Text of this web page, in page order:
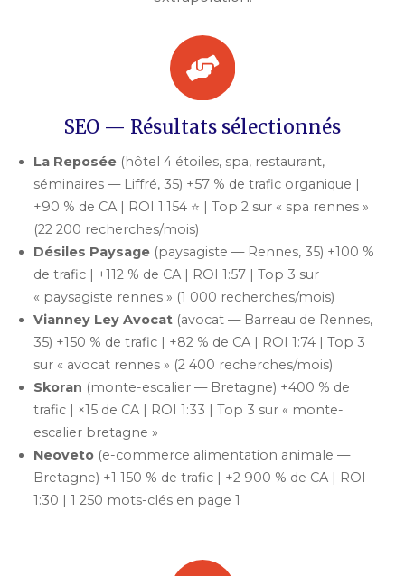
SEO — Résultats sélectionnés
La Reposée(hôtel 4 étoiles, spa, restaurant,
séminaires — Liffré, 35) +57 % de trafic organique |
+90 % de CA | ROI 1:154 ⭐ | Top 2 sur « spa rennes »
(22 200 recherches/mois)
Désiles Paysage(paysagiste — Rennes, 35) +100 %
de trafic | +112 % de CA | ROI 1:57 | Top 3 sur
« paysagiste rennes » (1 000 recherches/mois)
Vianney Ley Avocat(avocat — Barreau de Rennes,
35) +150 % de trafic | +82 % de CA | ROI 1:74 | Top 3
sur « avocat rennes » (2 400 recherches/mois)
Skoran (monte-escalier — Bretagne) +400 % de
trafic | ×15 de CA | ROI 1:33 | Top 3 sur « monte-
escalier bretagne »
Neoveto(e-commerce alimentation animale —
Bretagne) +1 150 % de trafic | +2 900 % de CA | ROI
1:30 | 1 250 mots-clés en page 1